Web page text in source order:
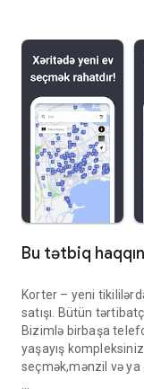
Bu tətbiq
Korter – yeni
satışı. Bütün
Bizimlə birbaşa
yaşayış
seçmək,mənzil və ya